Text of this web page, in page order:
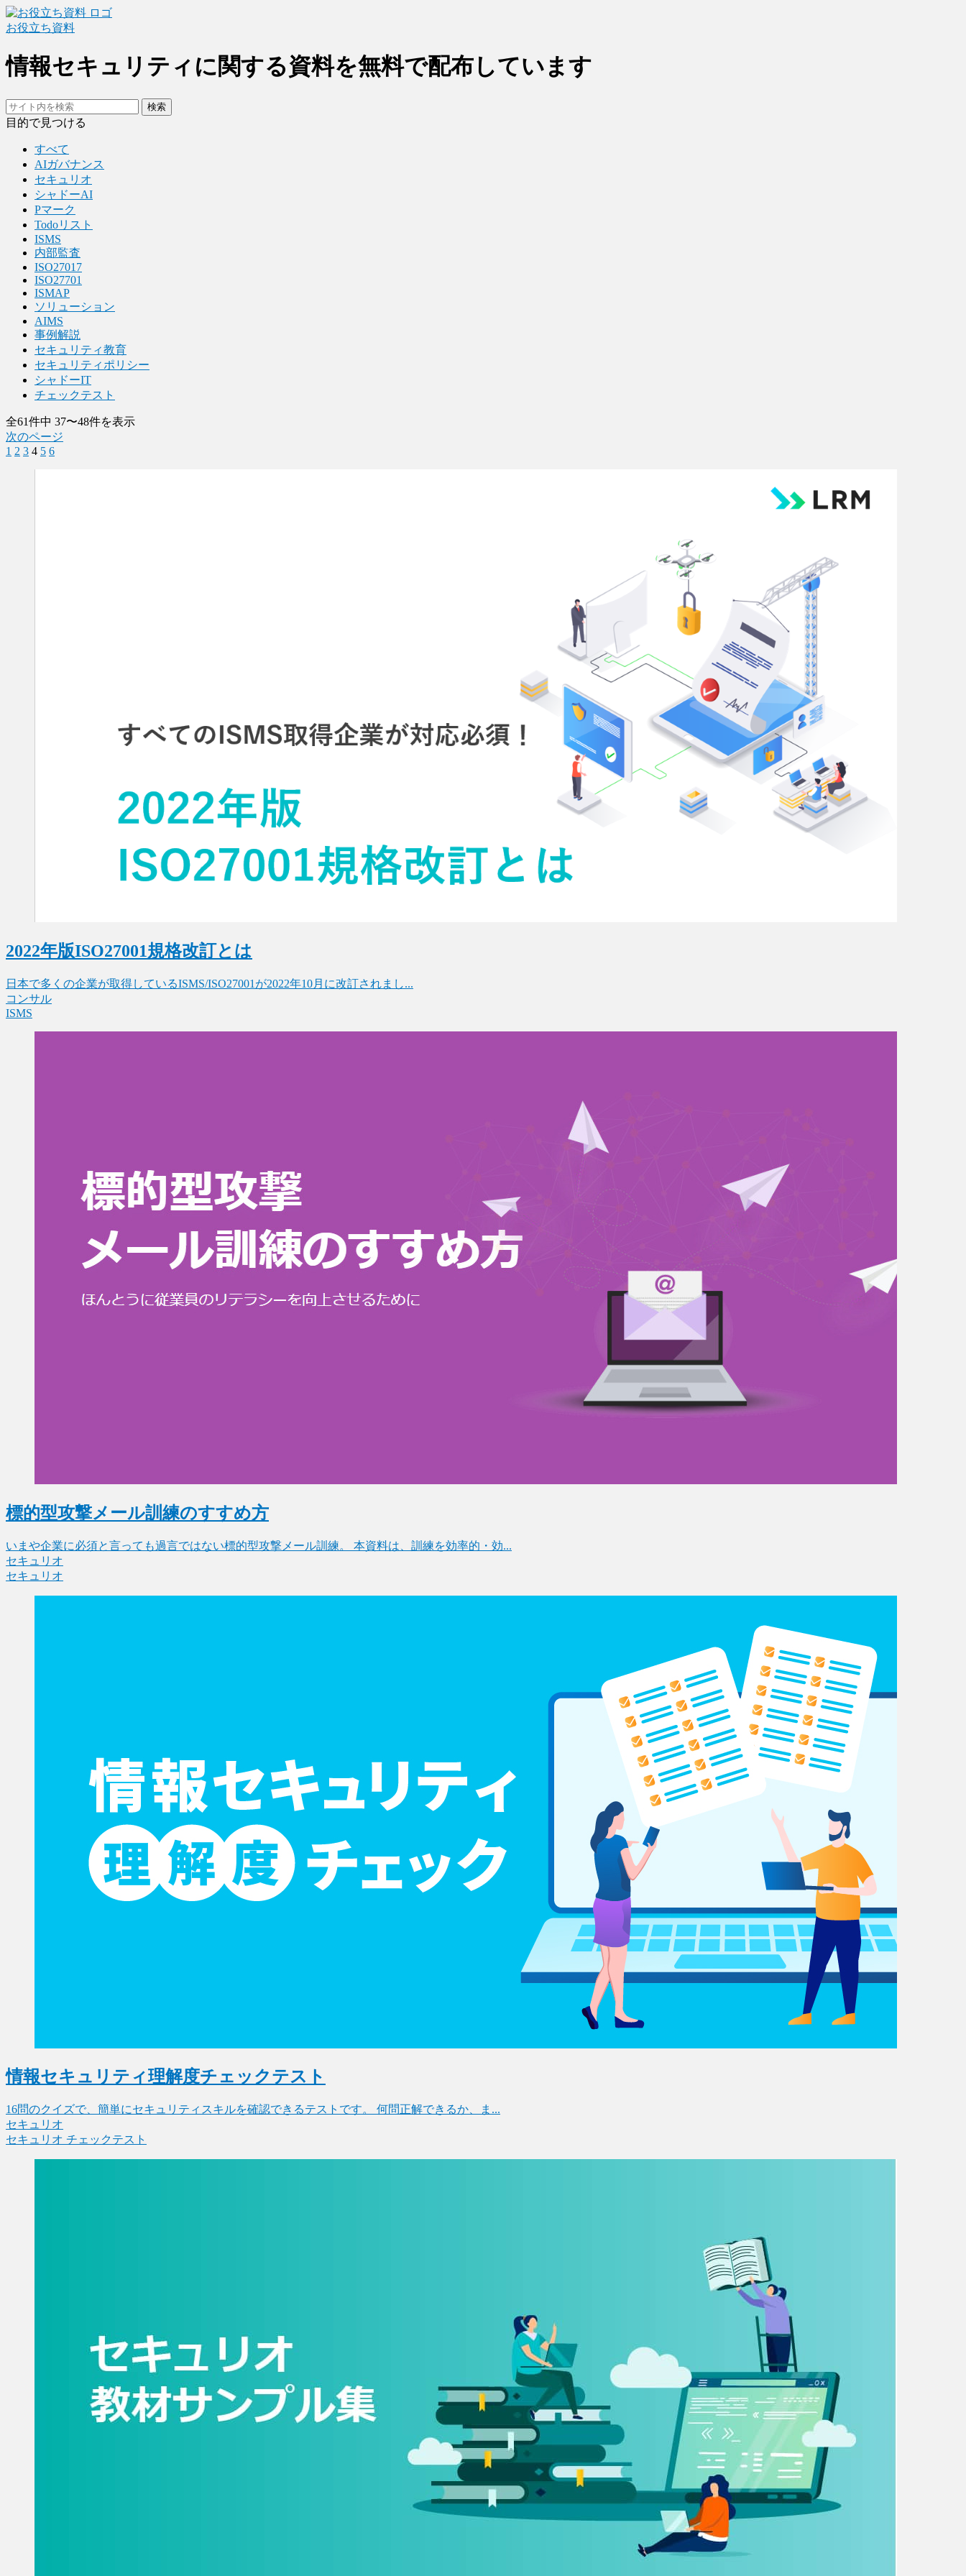
お役立ち資料
情報セキュリティに関する資料を無料で配布しています
検索
目的で見つける
すべて
AIガバナンス
セキュリオ
シャドーAI
Pマーク
Todoリスト
ISMS
内部監査
ISO27017
ISO27701
ISMAP
ソリューション
AIMS
事例解説
セキュリティ教育
セキュリティポリシー
シャドーIT
チェックテスト
全61件中 37〜48件を表示
次のページ
1 2 3 4 5 6
2022年版ISO27001規格改訂とは
日本で多くの企業が取得しているISMS/ISO27001が2022年10月に改訂されまし...
コンサル
ISMS
標的型攻撃メール訓練のすすめ方
いまや企業に必須と言っても過言ではない標的型攻撃メール訓練。 本資料は、訓練を効率的・効...
セキュリオ
セキュリオ
情報セキュリティ理解度チェックテスト
16問のクイズで、簡単にセキュリティスキルを確認できるテストです。 何問正解できるか、ま...
セキュリオ
セキュリオ チェックテスト